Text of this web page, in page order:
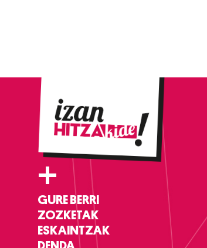
+
GURE BERRI
ZOZKETAK
ESKAINTZAK